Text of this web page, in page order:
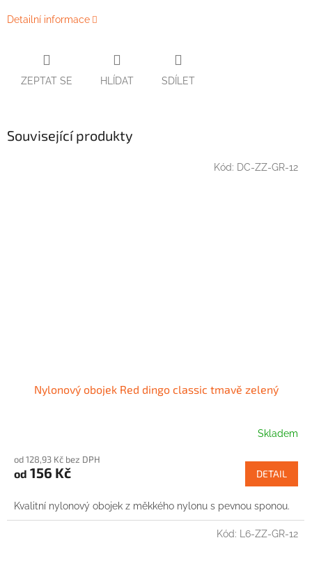
Detailní informace
ZEPTAT SE HLÍDAT SDÍLET
Související produkty
Nylonový obojek Red dingo classic tmavě zelený
Skladem
od 128,93 Kč bez DPH
od 156 Kč DETAIL
Kvalitní nylonový obojek z měkkého nylonu s pevnou sponou.
Kód: DC-ZZ-GR-12
Kód: L6-ZZ-GR-12